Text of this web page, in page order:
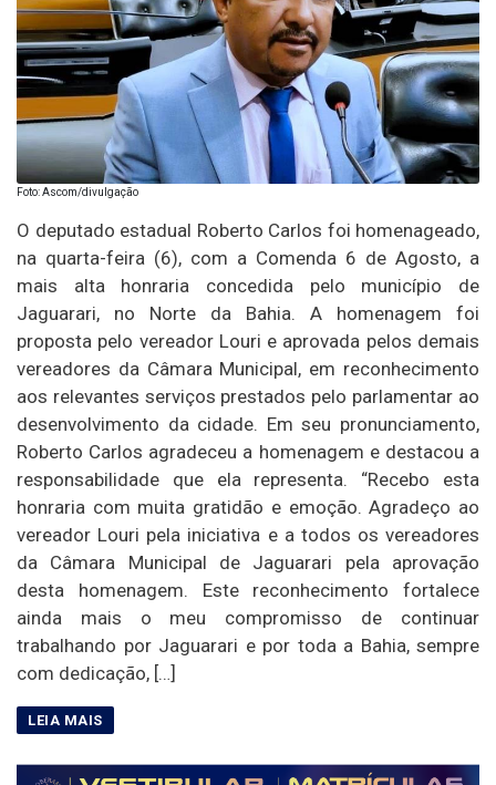
Foto: Ascom/divulgação
O deputado estadual Roberto Carlos foi homenageado,
na quarta-feira (6), com a Comenda 6 de Agosto, a
mais alta honraria concedida pelo município de
Jaguarari, no Norte da Bahia. A homenagem foi
proposta pelo vereador Louri e aprovada pelos demais
vereadores da Câmara Municipal, em reconhecimento
aos relevantes serviços prestados pelo parlamentar ao
desenvolvimento da cidade. Em seu pronunciamento,
Roberto Carlos agradeceu a homenagem e destacou a
responsabilidade que ela representa. “Recebo esta
honraria com muita gratidão e emoção. Agradeço ao
vereador Louri pela iniciativa e a todos os vereadores
da Câmara Municipal de Jaguarari pela aprovação
desta homenagem. Este reconhecimento fortalece
ainda mais o meu compromisso de continuar
trabalhando por Jaguarari e por toda a Bahia, sempre
com dedicação, […]